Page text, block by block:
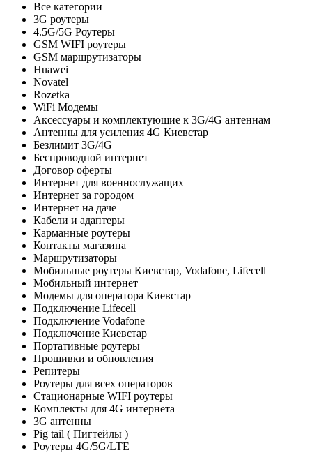
Все категории
3G роутеры
4.5G/5G Роутеры
GSM WIFI роутеры
GSM маршрутизаторы
Huawei
Novatel
Rozetka
WiFi Модемы
Аксессуары и комплектующие к 3G/4G антеннам
Антенны для усиления 4G Киевстар
Безлимит 3G/4G
Беспроводной интернет
Договор оферты
Интернет для военнослужащих
Интернет за городом
Интернет на даче
Кабели и адаптеры
Карманные роутеры
Контакты магазина
Маршрутизаторы
Мобильные роутеры Киевстар, Vodafone, Lifecell
Мобильный интернет
Модемы для оператора Киевстар
Подключение Lifecell
Подключение Vodafone
Подключение Киевстар
Портативные роутеры
Прошивки и обновления
Репитеры
Роутеры для всех операторов
Стационарные WIFI роутеры
Комплекты для 4G интернета
3G антенны
Pig tail ( Пигтейлы )
Роутеры 4G/5G/LTE